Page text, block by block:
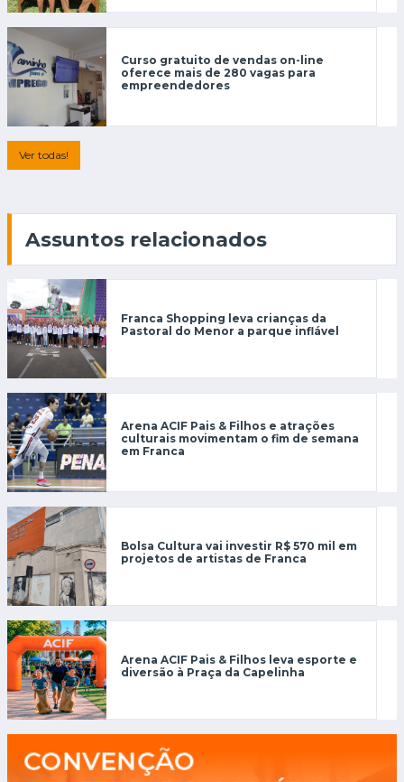
Curso gratuito de vendas on-line
oferece mais de 280 vagas para
empreendedores
Ver todas!
Assuntos relacionados
Franca Shopping leva crianças da
Pastoral do Menor a parque inflável
Arena ACIF Pais & Filhos e atrações
culturais movimentam o fim de semana
em Franca
Bolsa Cultura vai investir R$ 570 mil em
projetos de artistas de Franca
Arena ACIF Pais & Filhos leva esporte e
diversão à Praça da Capelinha